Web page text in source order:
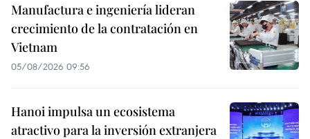
Manufactura e ingeniería lideran
crecimiento de la contratación en
Vietnam
05/08/2026 09:56
Hanoi impulsa un ecosistema
atractivo para la inversión extranjera